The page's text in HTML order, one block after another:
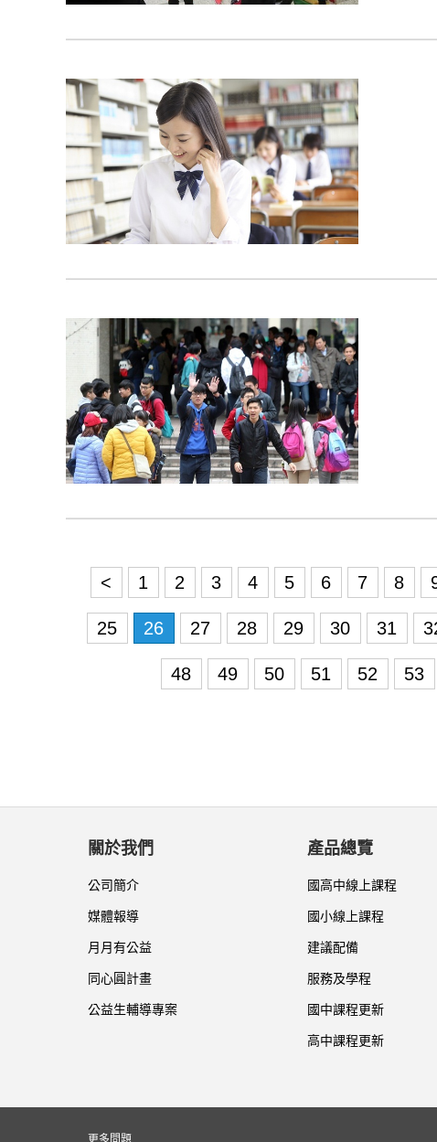
< 1 2 3 4 5 6 7 8
25 26 27 28 29 30 31
48 49 50 51 52 53
關於我們
公司簡介
媒體報導
月月有公益
同心圓計畫
公益生輔導專案
產品總覽
國高中線上課程
國小線上課程
建議配備
服務及學程
國中課程更新
高中課程更新
更多問題